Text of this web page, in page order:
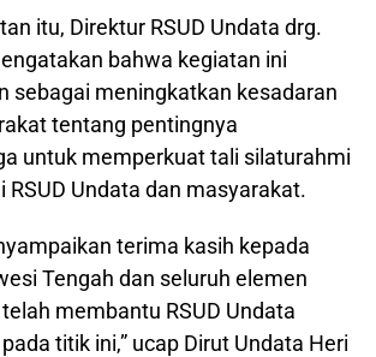
itu, Direktur RSUD Undata drg.
bahwa kegiatan ini
sebagai meningkatkan kesadaran
tentang pentingnya
untuk memperkuat tali silaturahmi
RSUD Undata dan masyarakat.
terima kasih kepada
Tengah dan seluruh elemen
membantu RSUD Undata
titik ini,” ucap Dirut Undata Heri